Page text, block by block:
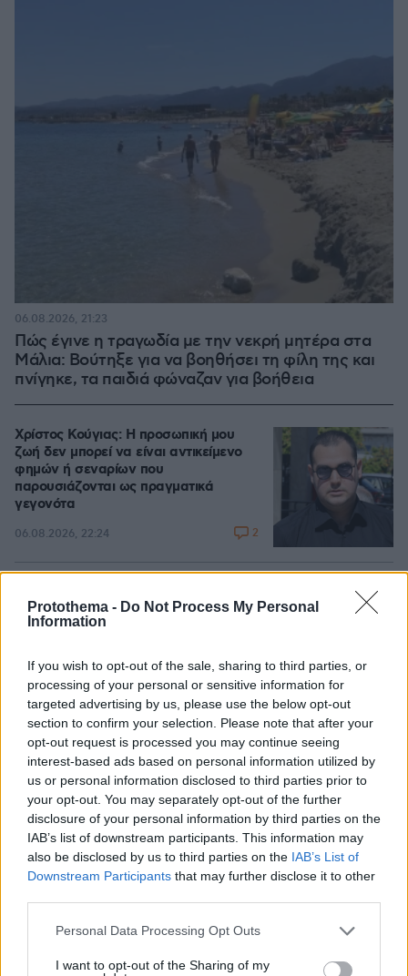
Protothema - Do Not Process My Personal
Information
If you wish to opt-out of the sale, sharing to third parties, or
processing of your personal or sensitive information for
targeted advertising by us, please use the below opt-out
section to confirm your selection. Please note that after your
opt-out request is processed you may continue seeing
interest-based ads based on personal information utilized by
us or personal information disclosed to third parties prior to
your opt-out. You may separately opt-out of the further
disclosure of your personal information by third parties on the
IAB’s list of downstream participants. This information may
also be disclosed by us to third parties on the IAB’s List of
Downstream Participants that may further disclose it to other
Please note that this website/app uses one or more Google
not limited to your visit or usage behaviour. You may click to
Personal Data Processing Opt Outs
I want to opt-out of the Sharing of my
Πώς έγινε η τραγωδία με την νεκρή μητέρα στα
Μάλια: Βούτηξε για να βοηθήσει τη φίλη της και
πνίγηκε, τα παιδιά φώναζαν για βοήθεια
06.08.2026, 21:23
Χρίστος Κούγιας: Η προσωπική μου
ζωή δεν μπορεί να είναι αντικείμενο
φημών ή σεναρίων που
παρουσιάζονται ως πραγματικά
γεγονότα
06.08.2026, 22:24 2
ερευνητής που κατέγραφε τη
συμβίωση του μικρού σκυλιού με
επενέβη, όταν το είδε άρρωστο
06.08.2026, 19:34 173
Γιώργος Παράσχος: Χαμογελαστός,
δίνει τη μάχη του με τον καρκίνο,
μπήκε στο νοσοκομείο για νέα
θεραπεία
06.08.2026, 18:00 55
Προϊόν εργαστηρίου ή της φύσης ο
κορωνοϊός; Άλλα έλεγε δημόσια ο
Φάουτσι και άλλα ιδιωτικά, αρνήθηκε
100 φορές να απαντήσει στο